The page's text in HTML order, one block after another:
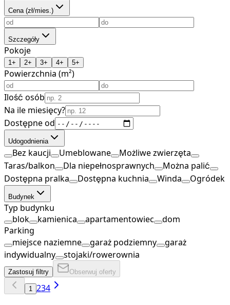
Cena (zł/mies.)
Szczegóły
Pokoje
1+ 2+ 3+ 4+ 5+
Powierzchnia (m²)
Ilość osób
Na ile miesięcy?
Dostępne od
Udogodnienia
Bez kaucji Umeblowane
Możliwe zwierzęta
Taras/balkon
Dla niepełnosprawnych
Można palić
Dostępna pralka
Dostępna kuchnia Winda Ogródek
Budynek
Typ budynku
blok
kamienica apartamentowiec
dom
Parking
miejsce naziemne
garaż podziemny
garaż
indywidualny
stojaki/rowerownia
Zastosuj filtry Obserwuj oferty
1 234